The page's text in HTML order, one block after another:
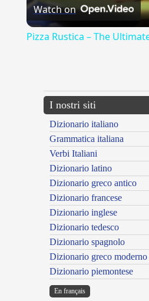
Watch on
Pizza Rustica – The
I nostri siti
Dizionario italiano
Grammatica italiana
Verbi Italiani
Dizionario latino
Dizionario greco antico
Dizionario francese
Dizionario inglese
Dizionario tedesco
Dizionario spagnolo
Dizionario greco moderno
Dizionario piemontese
En français